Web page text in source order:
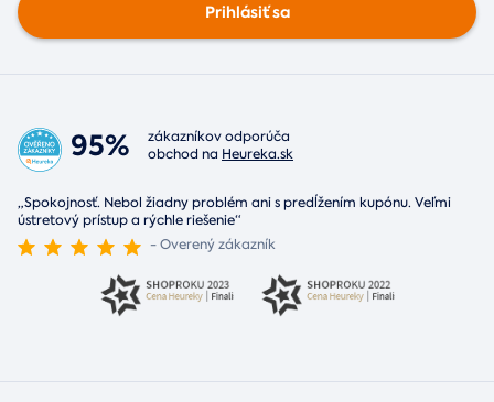
Prihlásiť sa
95%
zákazníkov odporúča
obchod na Heureka.sk
„Spokojnosť. Nebol žiadny problém ani s predĺžením kupónu. Veľmi
ústretový prístup a rýchle riešenie“
- Overený zákazník